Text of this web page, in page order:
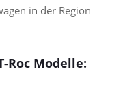
in der Region
Roc Modelle: